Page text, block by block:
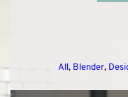
All, Blender,